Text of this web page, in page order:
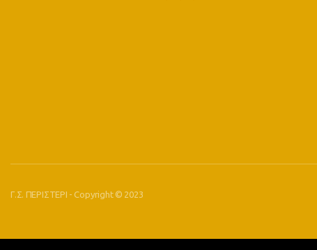
Γ.Σ. ΠΕΡΙΣΤΕΡΙ - Copyright © 2023